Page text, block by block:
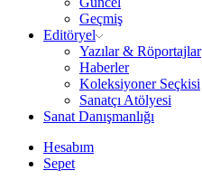
Geçmiş
Editöryel
Yazılar & Röportajlar
Haberler
Koleksiyoner Seçkisi
Sanatçı Atölyesi
Sanat Danışmanlığı
Hesabım
Sepet